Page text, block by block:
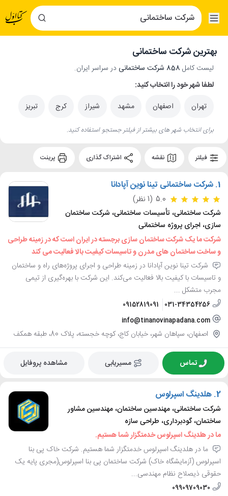
بهترین شرکت ساختمانی
لیست کامل 858 شرکت ساختمانی
در سراسر ایران.
لطفا شهر خود را انتخاب کنید:
تهران
اصفهان مشهد شیراز کرج تبریز
برای انتخاب شهر های بیشتر از فیلتر جستجو استفاده کنید.
فیلتر نقشه
1. شرکت ساختمانی تینا نوین آپادانا
5.0 (1 نظر)
شرکت ساختمانی، تأسیسات ساختمانی، شرکت ساختمان
سازی، اجرای پروژه ساختمانی
شرکت ما یک شرکت ساختمان سازی برجسته در ایران است که در زمینه طراحی
و ساخت ساختمان های مدرن و تاسیسات کیفیت بالا فعالیت می کند
شرکت تینا نوین آپادانا در زمینه طراحی و اجرای پروژه‌های راه و ساختمان
و تاسیسات با کیفیت بالا فعالیت می‌کند. این شرکت با بهره‌گیری از تیمی
مجرب متشکل ...
031-34354256
09152819091
info@tinanovinapadana.com
اصفهان، سپاهان شهر، خیابان کاج، کوچه خجسته، پلاک 80، طبقه همکف
تماس مسیریابی مشاهده پروفایل
2. هلدینگ اسپرلوس
شرکت ساختمانی، مهندسین ساختمان، مهندسین مشاور
ساختمان، گودبرداری، طراحی سازه
ما در هلدینگ اسپرلوس خدمتگزار شما هستیم.
ما در هلدینگ اسپرلوس خدمتگزار شما هستیم. شرکت خاک پی بنا
اسپرلوس (آزمایشگاه خاک) شرکت ساختمان پی بنا اسپرلوس(مجری پایه یک
حقوقی ذیصلاح نظام مهندسی...
09909709030